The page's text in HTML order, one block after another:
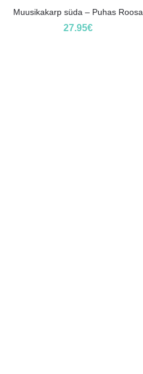
Muusikakarp süda – Puhas Roosa
27.95€